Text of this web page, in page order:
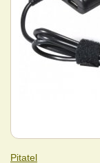
Pitatel